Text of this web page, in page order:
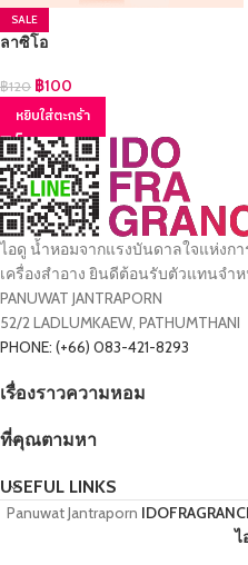
SALE
ลาซิโอ
฿120 ฿100
หยิบใส่ตะกร้า
ไอดู น้ำหอมจากแรงบันดาลใจแห่งก
เครื่องสำอาง ยินดีต้อนรับตัวแทนจำ
PANUWAT JANTRAPORN
52/2 LADLUMKAEW, PATHUMTHANI
PHONE: (+66) 083-421-8293
เรื่องราวความหอม
ที่คุณตามหา
USEFUL LINKS
Panuwat Jantraporn
ไ